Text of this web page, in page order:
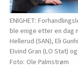
ENIGHET:
ble enige etter en dag
Hellerud (SAN), Eli
EIvind Gran (LO Stat)
Ole Palmstrøm